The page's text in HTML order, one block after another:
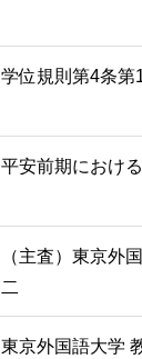
学位規則第4条第
平安前期におけ
（主査）東京
二
東京外国語大学